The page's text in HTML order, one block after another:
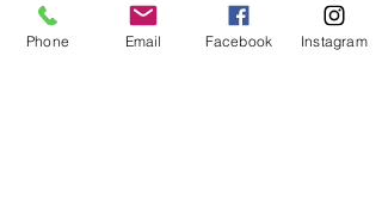
Doporučujeme použití nestékavých
Phone Email Facebook Instagram